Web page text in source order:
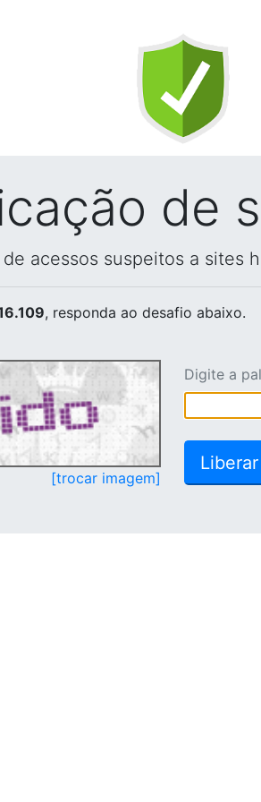
de
acessos suspeitos a sites
, responda ao desafio abaixo.
[trocar imagem]
Digite a